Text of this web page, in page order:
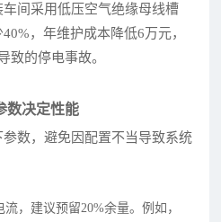
间采用低压空气绝缘母线槽
，年维护成本降低6万元，
致的停电事故。
数决定性能
数，避免因配置不当导致系统
，建议预留20%余量。例如，